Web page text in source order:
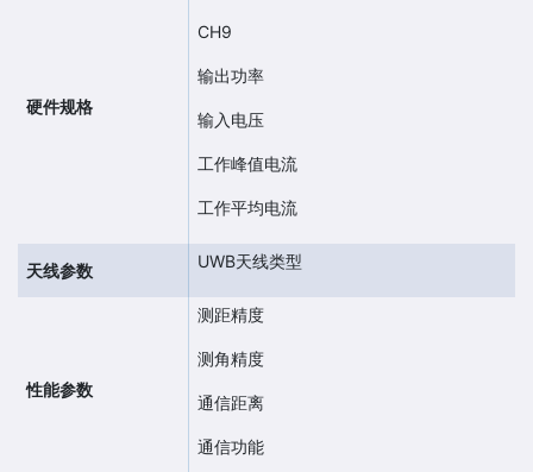
硬件规格
CH9
输出功率
输入电压
工作峰值电流
工作平均电流
天线参数 UWB天线类型
性能参数
测距精度
测角精度
通信距离
通信功能